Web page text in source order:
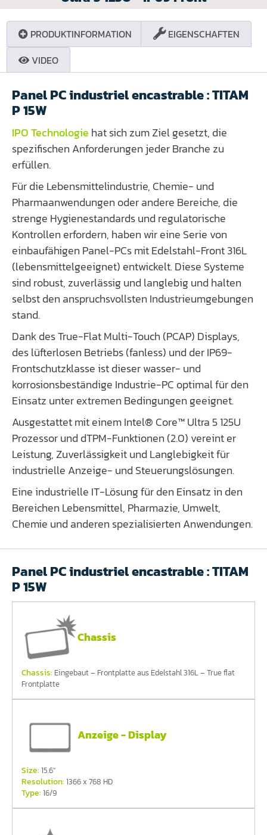
PRODUKTINFORMATION
EIGENSCHAFTEN
VIDEO
Panel PC industriel encastrable : TITAM
P 15W
IPO Technologie hat sich zum Ziel gesetzt, die
spezifischen Anforderungen jeder Branche zu
erfüllen.
Für die Lebensmittelindustrie, Chemie- und
Pharmaanwendungen oder andere Bereiche, die
strenge Hygienestandards und regulatorische
Kontrollen erfordern, haben wir eine Serie von
einbaufähigen Panel-PCs mit Edelstahl-Front 316L
(lebensmittelgeeignet) entwickelt. Diese Systeme
sind robust, zuverlässig und langlebig und halten
selbst den anspruchsvollsten Industrieumgebungen
stand.
Dank des True-Flat Multi-Touch (PCAP) Displays,
des lüfterlosen Betriebs (fanless) und der IP69-
Frontschutzklasse ist dieser wasser- und
korrosionsbeständige Industrie-PC optimal für den
Einsatz unter extremen Bedingungen geeignet.
Ausgestattet mit einem Intel® Core™ Ultra 5 125U
Prozessor und dTPM-Funktionen (2.0) vereint er
Leistung, Zuverlässigkeit und Langlebigkeit für
industrielle Anzeige- und Steuerungslösungen.
Eine industrielle IT-Lösung für den Einsatz in den
Bereichen Lebensmittel, Pharmazie, Umwelt,
Chemie und anderen spezialisierten Anwendungen.
Panel PC industriel encastrable : TITAM
P 15W
Chassis
Chassis: Eingebaut – Frontplatte aus Edelstahl 316L – True flat
Frontplatte
Anzeige - Display
Size: 15.6"
Resolution: 1366 x 768 HD
Type: 16/9